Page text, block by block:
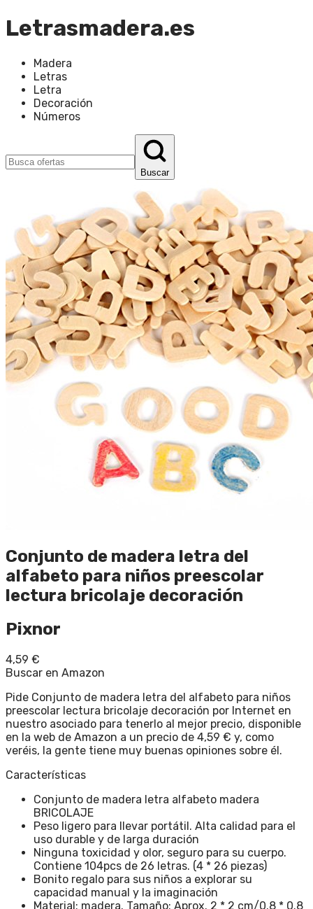
Letrasmadera.es
Madera
Letras
Letra
Decoración
Números
Buscar
Conjunto de madera letra del
alfabeto para niños preescolar
lectura bricolaje decoración
Pixnor
4,59 €
Buscar en Amazon
Pide Conjunto de madera letra del alfabeto para niños
preescolar lectura bricolaje decoración por Internet en
nuestro asociado para tenerlo al mejor precio, disponible
en la web de Amazon a un precio de 4,59 € y, como
veréis, la gente tiene muy buenas opiniones sobre él.
Características
Conjunto de madera letra alfabeto madera
BRICOLAJE
Peso ligero para llevar portátil. Alta calidad para el
uso durable y de larga duración
Ninguna toxicidad y olor, seguro para su cuerpo.
Contiene 104pcs de 26 letras. (4 * 26 piezas)
Bonito regalo para sus niños a explorar su
capacidad manual y la imaginación
Material: madera. Tamaño: Aprox. 2 * 2 cm/0.8 * 0.8